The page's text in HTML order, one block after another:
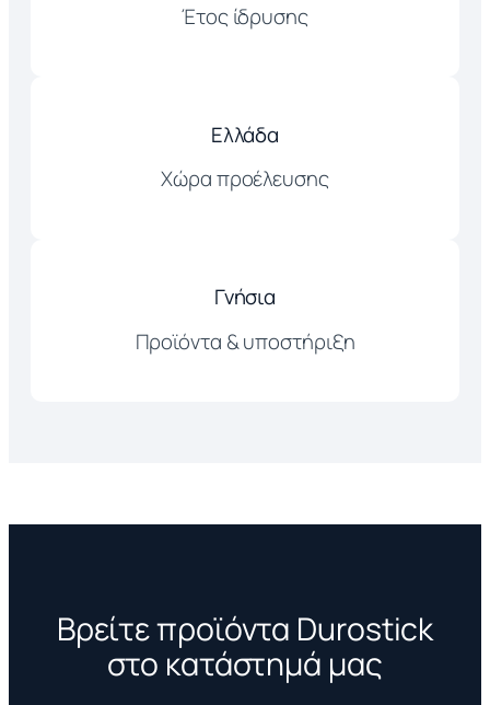
Έτος ίδρυσης
Ελλάδα
Χώρα προέλευσης
Γνήσια
Προϊόντα & υποστήριξη
Βρείτε προϊόντα Durostick
στο κατάστημά μας